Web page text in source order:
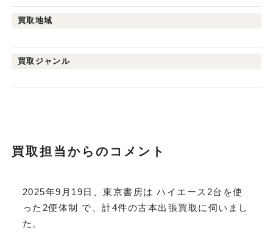
買取地域
買取ジャンル
買取担当からのコメント
2025年9月19日、東京書房は ハイエース2台を使
った2便体制 で、計4件の古本出張買取に伺いまし
た。